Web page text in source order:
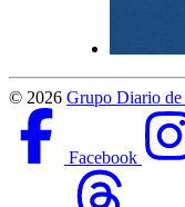
© 2026 Grupo Diario de
Facebook